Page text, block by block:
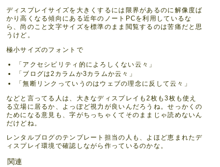
ディスプレイサイズを大きくするには限界があるのに解像度ば
かり高くなる傾向にある近年のノートPCを利用しているな
ら、尚のこと文字サイズを標準のまま閲覧するのは苦痛だと思
うけど。
極小サイズのフォントで
「アクセシビリティ的によろしくない云々」
「ブログは2カラムか3カラムか云々」
「無断リンクっていうのはウェブの理念に反して云々」
などと言ってる人は、大きなディスプレイも2枚も3枚も使え
る立場に居るか、よっぽど視力が良いんだろうね。せっかくの
ためになる意見も、字がちっちゃくてそのままじゃ読めないん
だけどね。
レンタルブログのテンプレート担当の人も、よほど恵まれたデ
ィスプレイ環境で確認しながら作っているのかな。
関連